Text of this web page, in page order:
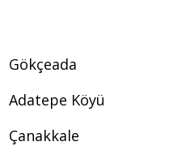
Gökçeada
Adatepe Köyü
Çanakkale